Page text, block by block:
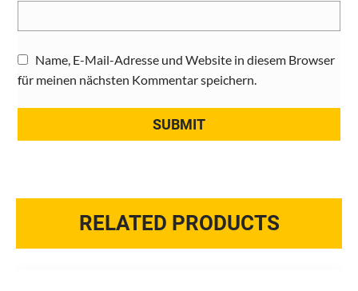
Name, E-Mail-Adresse und Website in diesem Browser
für meinen nächsten Kommentar speichern.
RELATED PRODUCTS